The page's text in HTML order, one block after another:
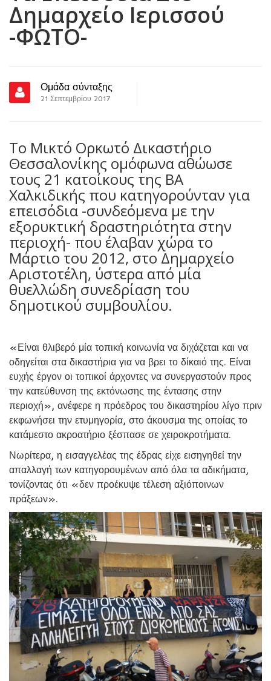
Δημαρχείο Ιερισσού
-ΦΩΤΟ-
Ομάδα σύνταξης
21 Σεπτεμβρίου 2017
Το Μικτό Ορκωτό Δικαστήριο
Θεσσαλονίκης ομόφωνα αθώωσε
τους 21 κατοίκους της ΒΑ
Χαλκιδικής που κατηγορούνταν για
επεισόδια -συνδεόμενα με την
εξορυκτική δραστηριότητα στην
περιοχή- που έλαβαν χώρα το
Μάρτιο του 2012, στο Δημαρχείο
Αριστοτέλη, ύστερα από μία
θυελλώδη συνεδρίαση του
δημοτικού συμβουλίου.
«Είναι θλιβερό μία τοπική κοινωνία να διχάζεται και να
οδηγείται στα δικαστήρια για να βρει το δίκαιό της. Είναι
ευχής έργον οι τοπικοί άρχοντες να συνεργαστούν προς
την κατεύθυνση της εκτόνωσης της έντασης στην
περιοχή», ανέφερε η πρόεδρος του δικαστηρίου λίγο πριν
εκφωνήσει την ετυμηγορία, στο άκουσμα της οποίας το
κατάμεστο ακροατήριο ξέσπασε σε χειροκροτήματα.
Νωρίτερα, η εισαγγελέας της έδρας είχε εισηγηθεί την
απαλλαγή των κατηγορουμένων από όλα τα αδικήματα,
τονίζοντας ότι «δεν προέκυψε τέλεση αξιόποινων
πράξεων».